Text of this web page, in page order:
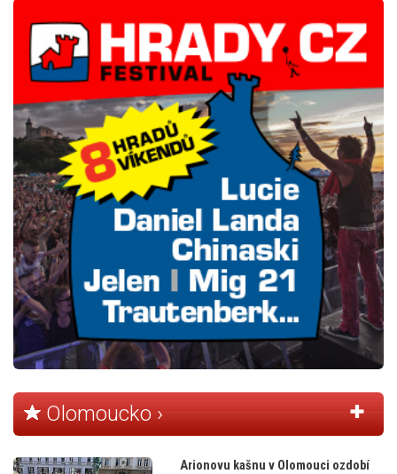
Olomoucko ›
Arionovu kašnu v Olomouci ozdobí